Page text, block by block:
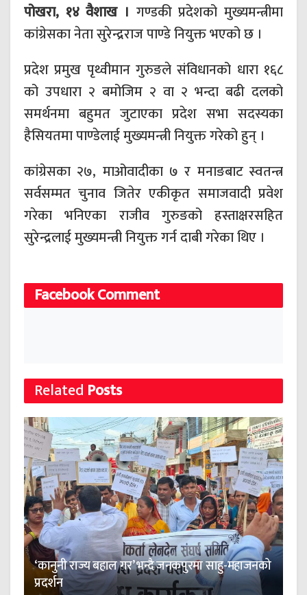
पोखरा, १४ वैशाख । गण्डकी प्रदेशको मुख्यमन्त्रीमा
कांग्रेसका नेता सुरेन्द्रराज पाण्डे नियुक्त भएको छ ।
प्रदेश प्रमुख पृथ्वीमान गुरुङले संविधानको धारा १६८
को उपधारा २ बमोजिम २ वा २ भन्दा बढी दलको
समर्थनमा बहुमत जुटाएका प्रदेश सभा सदस्यका
हैसियतमा पाण्डेलाई मुख्यमन्त्री नियुक्त गरेको हुन् ।
कांग्रेसका २७, माओवादीका ७ र मनाङबाट स्वतन्त्र
सर्वसम्मत चुनाव जितेर एकीकृत समाजवादी प्रवेश
गरेका भनिएका राजीव गुरुङको हस्ताक्षरसहित
सुरेन्द्रलाई मुख्यमन्त्री नियुक्त गर्न दाबी गरेका थिए ।
Facebook Comment
Related Posts
‘कानुनी राज्य बहाल गर’ भन्दै जनकपुरमा साहु-महाजनको
प्रदर्शन